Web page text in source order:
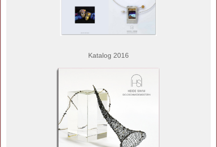
Katalog 2016